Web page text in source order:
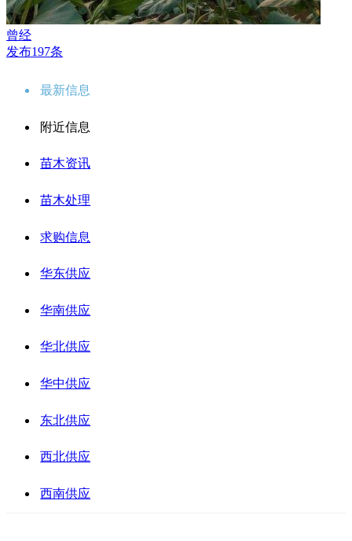
曾经
发布197条
最新信息
附近信息
苗木资讯
苗木处理
求购信息
华东供应
华南供应
华北供应
华中供应
东北供应
西北供应
西南供应